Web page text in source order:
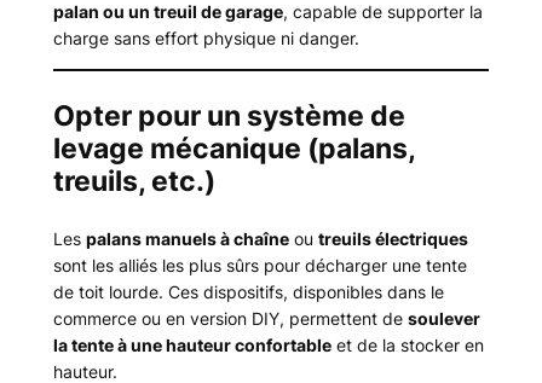
palan ou un treuil de garage, capable de supporter la
charge sans effort physique ni danger.
Opter pour un système de
levage mécanique (palans,
treuils, etc.)
Les palans manuels à chaîneou treuils électriques
sont les alliés les plus sûrs pour décharger une tente
de toit lourde. Ces dispositifs, disponibles dans le
commerce ou en version DIY, permettent de soulever
la tente à une hauteur confortableet de la stocker en
hauteur.